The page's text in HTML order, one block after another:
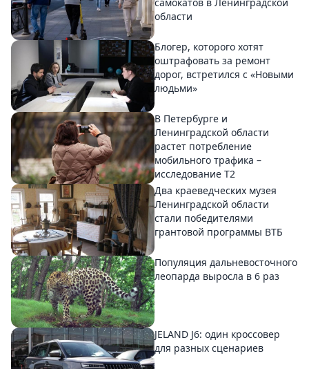
области
Блогер, которого хотят
оштрафовать за ремонт
дорог, встретился с «Новыми
людьми»
В Петербурге и
Ленинградской области
растет потребление
мобильного трафика –
исследование T2
Два краеведческих музея
Ленинградской области
стали победителями
грантовой программы ВТБ
Популяция дальневосточного
леопарда выросла в 6 раз
JELAND J6: один кроссовер
для разных сценариев